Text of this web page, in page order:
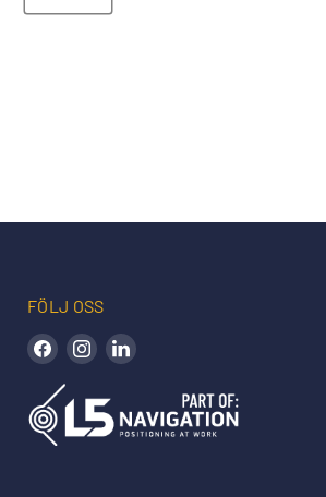
FÖLJ OSS
Hitta oss på Facebook
Hitta oss på Instagram